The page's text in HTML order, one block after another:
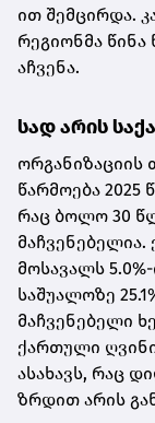
ით შემცირდა.
რეგიონმა
აჩვენა.
სად არის
ორგანიზაციის
წარმოება
რაც ბოლო 30
მაჩვენებელია.
მოსავალს
საშუალოზე
მაჩვენებელი
ქართული
ასახავს, რაც
ზრდით არის